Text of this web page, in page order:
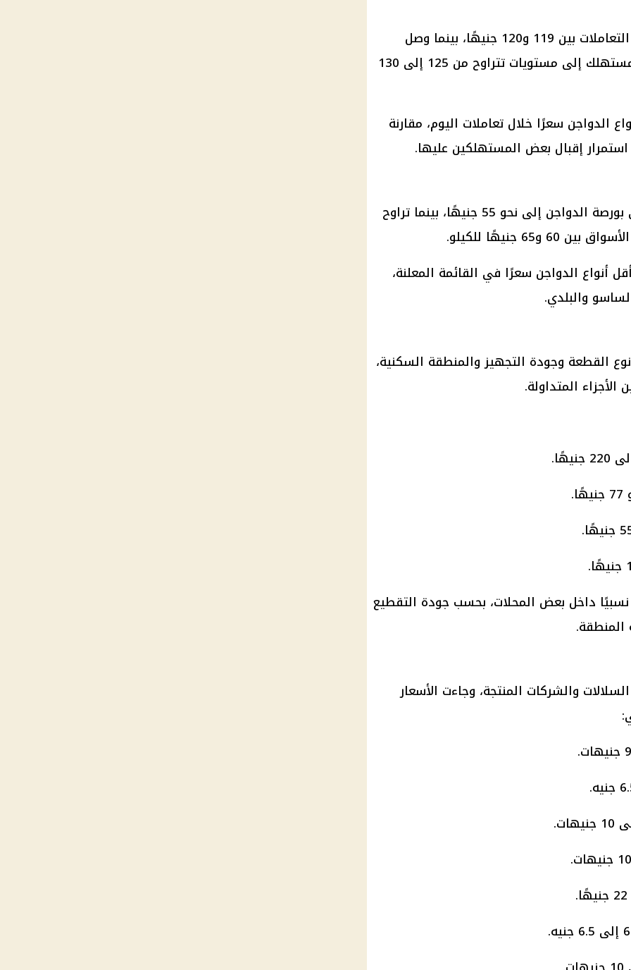
تراوح سعر كيلو الفراخ البلدي في التعاملات بين 119 و120 جنيهًا، بينما وصل
السعر داخل محلات بيع الدواجن للمستهلك إلى مستويات تتراوح من 125 إلى 130
الدواجن سعرًا خلال تعاملات اليوم، مقارنة
إقبال بعض المستهلكين عليها.
بورصة الدواجن
إلى نحو 55 جنيهًا، بينما تراوح
جنيهًا للكيلو.
أنواع الدواجن سعرًا في القائمة المعلنة،
والبلدي.
القطعة وجودة التجهيز والمنطقة السكنية،
المتداولة.
داخل بعض المحلات، بحسب جودة التقطيع
المنطقة.
والشركات المنتجة، وجاءت الأسعار